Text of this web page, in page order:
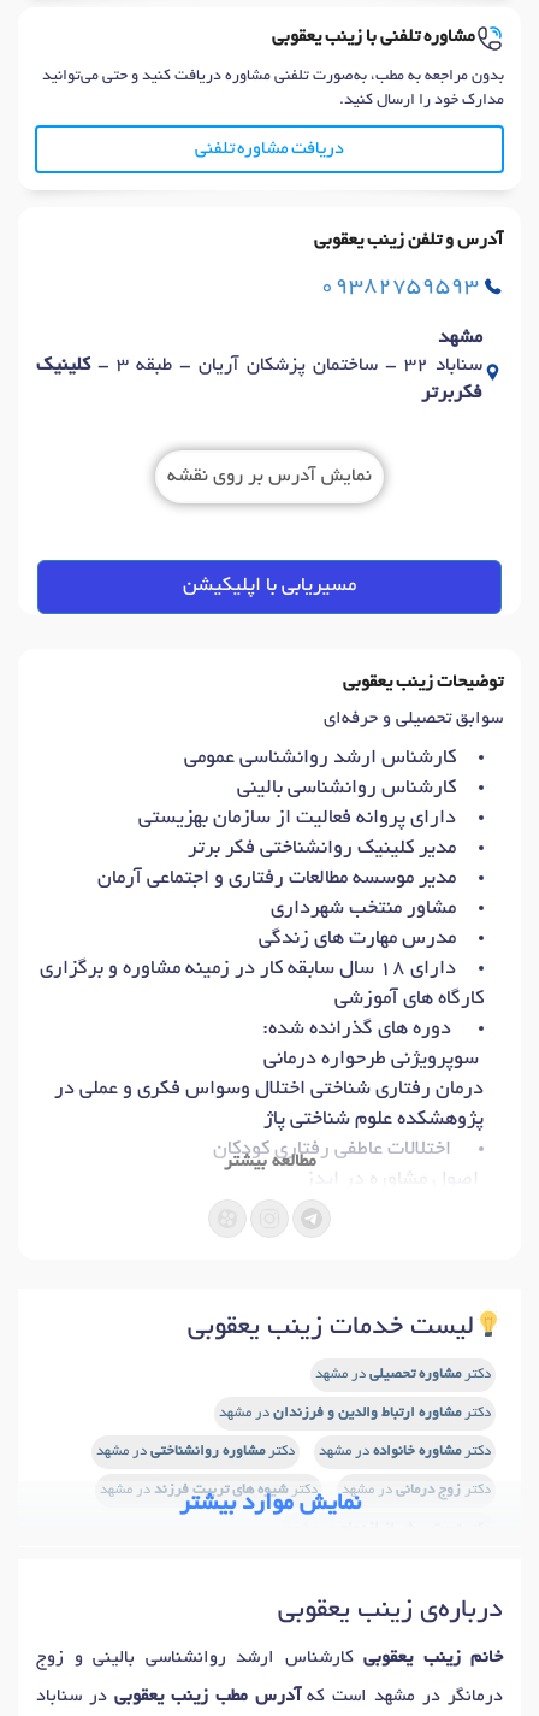
مشاوره تلفنی با زینب یعقوبی
بدون مراجعه به مطب، به‌صورت تلفنی مشاوره دریافت کنید و حتی می‌توانید
مدارک خود را ارسال کنید.
دریافت مشاوره تلفنی
آدرس و تلفن زینب یعقوبی
09382759593
مشهد
سناباد 32 - ساختمان پزشکان آریان - طبقه 3 -
کلینیک
فکربرتر
نمایش آدرس بر روی نقشه
مسیریابی با اپلیکیشن
توضیحات زینب یعقوبی
سوابق تحصیلی و حرفه‌ای
کارشناس ارشد روانشناسی عمومی
کارشناس روانشناسی بالینی
دارای پروانه فعالیت از سازمان بهزیستی
مدیر کلینیک روانشناختی فکر برتر
مدیر موسسه مطالعات رفتاری و اجتماعی آرمان
مشاور منتخب شهرداری
مدرس مهارت های زندگی
دارای ۱۸ سال سابقه کار در زمینه مشاوره و برگزاری
کارگاه های آموزشی
دوره های گذرانده شده:
سوپرویژنی طرحواره درمانی
درمان رفتاری شناختی اختلال وسواس فکری و عملی در
پژوهشکده علوم شناختی پاژ
اختلالات عاطفی رفتاری کودکان
اصول مشاوره در ایدز
درمان وابستگی به مواد افیونی با داروهای اگونیست
داروشناسی در روانشناسی
مطالعه بیشتر
لیست خدمات زینب یعقوبی
دکترمشاوره تحصیلی در مشهد
دکترمشاوره ارتباط والدین و فرزندان در مشهد
دکترمشاوره خانواده در مشهد دکترمشاوره روانشناختی در مشهد
دکتر زوج درمانی در مشهد دکترشیوه های تربیت فرزند در مشهد
نمایش موارد بیشتر
درباره‌ی زینب یعقوبی
خانم زینب یعقوبی کارشناس ارشد روانشناسی بالینی و زوج
درمانگر در مشهد است که آدرس مطب زینب یعقوبی در سناباد